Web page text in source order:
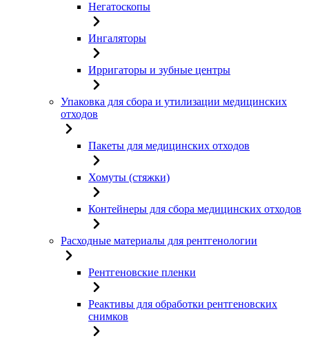
Негатоскопы
Ингаляторы
Ирригаторы и зубные центры
Упаковка для сбора и утилизации медицинских
отходов
Пакеты для медицинских отходов
Хомуты (стяжки)
Контейнеры для сбора медицинских отходов
Расходные материалы для рентгенологии
Рентгеновские пленки
Реактивы для обработки рентгеновских
снимков